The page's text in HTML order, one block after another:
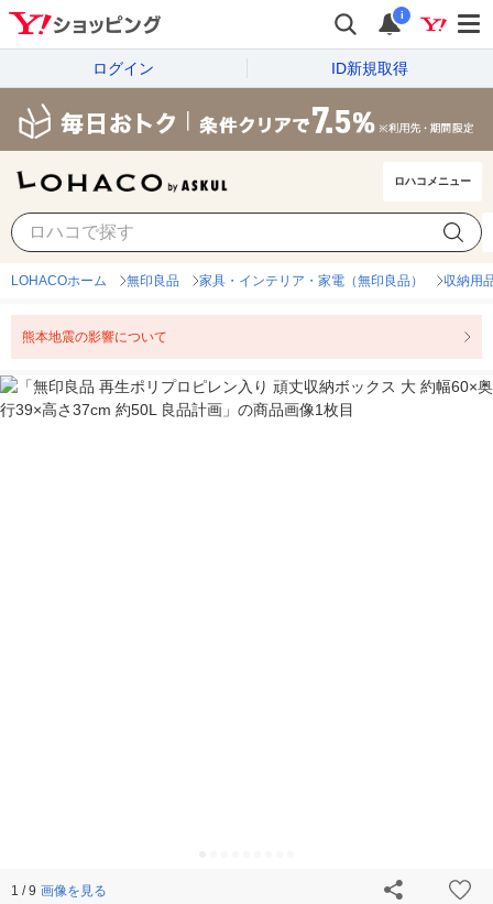
i
ログイン ID新規取得
ロハコメニュー
LOHACOホーム 無印良品 家具・インテリア・家電（無印良品） 収納用
熊本地震の影響について
1 / 9 画像を見る